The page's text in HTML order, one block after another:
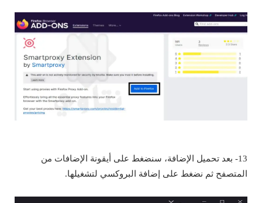
13- بعد تحميل الإضافة، سنضغط على أيقونة الإضافات من
المتصفح ثم نضغط على إضافة البروكسي لتشغيلها.